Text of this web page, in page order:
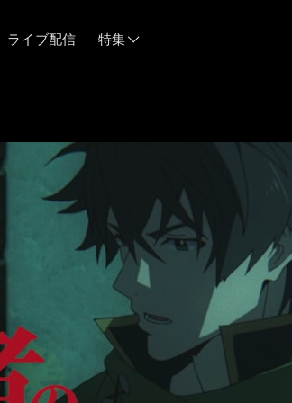
ライブ配信 特集
06/03
05/14